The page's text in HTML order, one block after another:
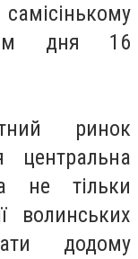
дня 16
ринок
центральна
не тільки
волинських
додому